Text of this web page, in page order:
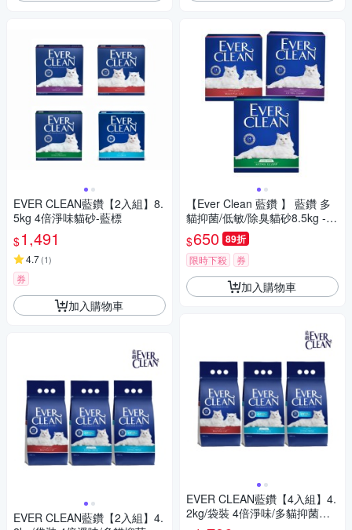
EVER CLEAN藍鑽【2入組】8.
5kg 4倍淨味貓砂-藍標
$1,491
4.7(1)
券
加入購物車
EVER CLEAN藍鑽【2入組】4.
【Ever Clean 藍鑽 】 藍鑽 多
貓抑菌/低敏/除臭貓砂8.5kg -(
除臭/ 抑味/ 凝結/長效淨味21
天)
$650 89折
限時下殺 券
加入購物車
EVER CLEAN藍鑽【4入組】4.
2kg/袋裝 4倍淨味/多貓抑菌貓